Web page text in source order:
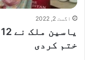
اگست 2, 2022
ختم کردی